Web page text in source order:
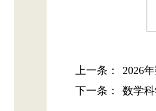
上一条：
2026
下一条：
数学